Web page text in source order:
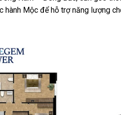
hành Mộc để hỗ trợ năng lượng